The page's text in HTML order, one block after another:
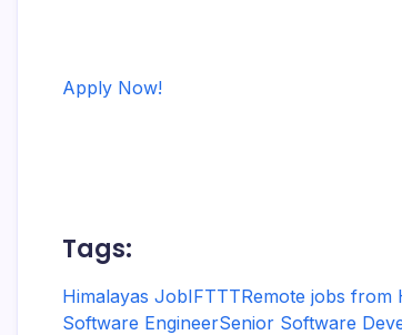
Apply Now!
Tags:
Himalayas JobIFTTTRemote jobs from
Software EngineerSenior Software